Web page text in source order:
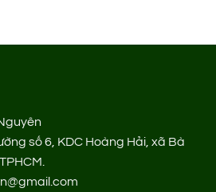
số 6, KDC Hoàng Hải, xã Bà